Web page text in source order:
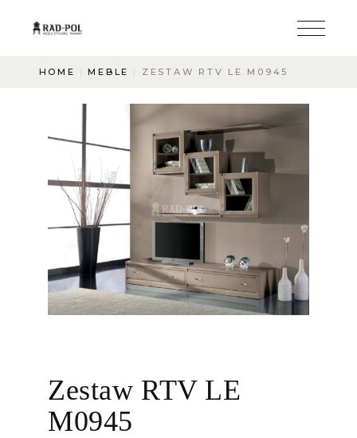
HOME MEBLE ZESTAW RTV LE M0945
Zestaw RTV LE
M0945